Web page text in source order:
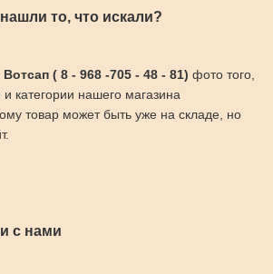
то, что искали?
( 8 - 968 -705 - 48 - 81) фото того,
категории нашего магазина
товар может быть уже на складе, но
с нами